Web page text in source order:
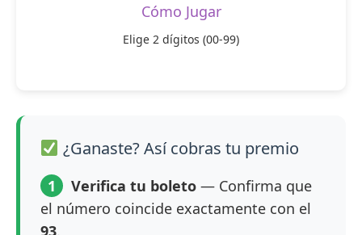
Cómo Jugar
Elige 2 dígitos (00-99)
¿Ganaste? Así cobras tu premio
1 Verifica tu boleto — Confirma que
el número coincide exactamente con el